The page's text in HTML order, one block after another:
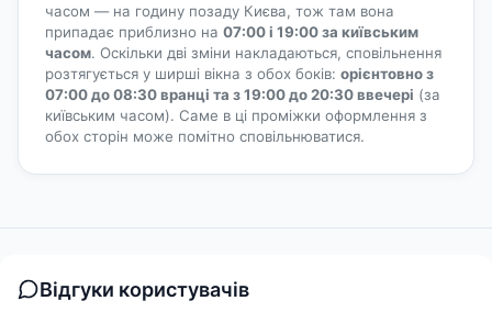
часом — на годину позаду Києва, тож там вона
припадає приблизно на 07:00 і 19:00 за київським
часом. Оскільки дві зміни накладаються, сповільнення
розтягується у ширші вікна з обох боків: орієнтовно з
07:00 до 08:30 вранці та з 19:00 до 20:30 ввечері (за
київським часом). Саме в ці проміжки оформлення з
обох сторін може помітно сповільнюватися.
Відгуки користувачів